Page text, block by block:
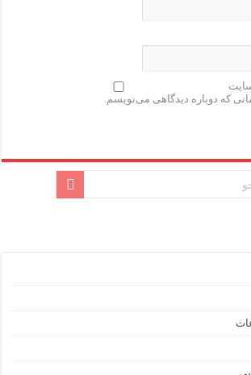
که دوباره دیدگاهی می‌نویسم.